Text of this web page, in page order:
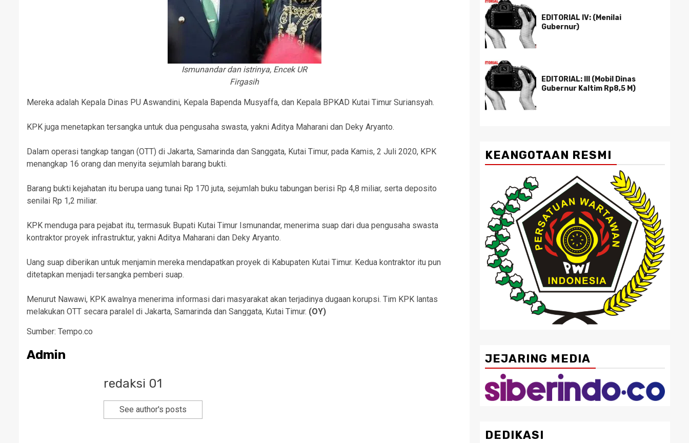
Ismunandar dan istrinya, Encek UR
Firgasih
Mereka adalah Kepala Dinas PU Aswandini, Kepala Bapenda Musyaffa, dan Kepala BPKAD Kutai Timur Suriansyah.
KPK juga menetapkan tersangka untuk dua pengusaha swasta, yakni Aditya Maharani dan Deky Aryanto.
Dalam operasi tangkap tangan (OTT) di Jakarta, Samarinda dan Sanggata, Kutai Timur, pada Kamis, 2 Juli 2020, KPK
menangkap 16 orang dan menyita sejumlah barang bukti.
Barang bukti kejahatan itu berupa uang tunai Rp 170 juta, sejumlah buku tabungan berisi Rp 4,8 miliar, serta deposito
senilai Rp 1,2 miliar.
KPK menduga para pejabat itu, termasuk Bupati Kutai Timur Ismunandar, menerima suap dari dua pengusaha swasta
kontraktor proyek infrastruktur, yakni Aditya Maharani dan Deky Aryanto.
Uang suap diberikan untuk menjamin mereka mendapatkan proyek di Kabupaten Kutai Timur. Kedua kontraktor itu pun
ditetapkan menjadi tersangka pemberi suap.
Menurut Nawawi, KPK awalnya menerima informasi dari masyarakat akan terjadinya dugaan korupsi. Tim KPK lantas
melakukan OTT secara paralel di Jakarta, Samarinda dan Sanggata, Kutai Timur. (OY)
Sumber: Tempo.co
Admin
redaksi 01
See author's posts
EDITORIAL IV: (Menilai
Gubernur)
EDITORIAL: III (Mobil Dinas
Gubernur Kaltim Rp8,5 M)
KEANGOTAAN RESMI
JEJARING MEDIA
DEDIKASI